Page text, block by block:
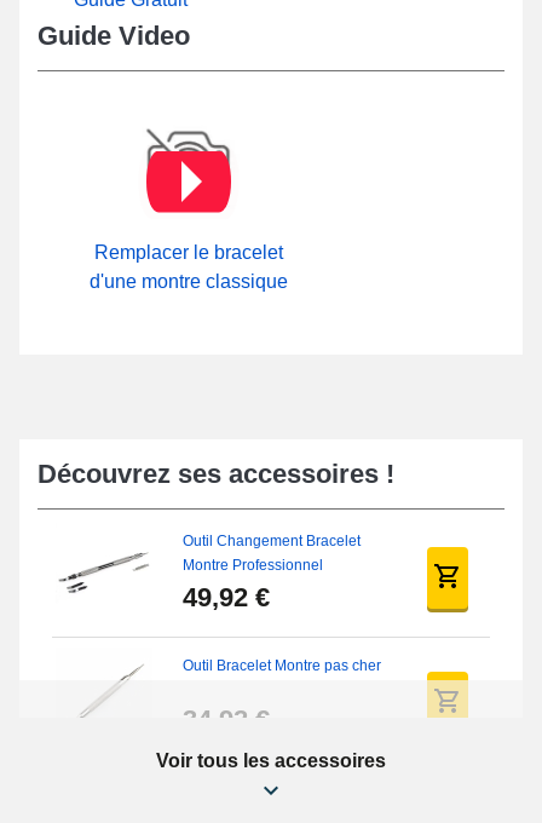
Guide Video
Remplacer le bracelet
d'une montre classique
Découvrez ses accessoires !
Outil Changement Bracelet
Montre Professionnel
49,92 €
Outil Bracelet Montre pas cher
34,92 €
Kit Réparation Montre Débutant
Voir tous les accessoires